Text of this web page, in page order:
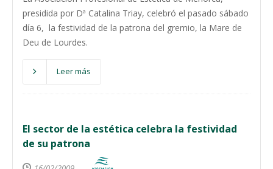
presidida por Dª Catalina Triay, celebró el pasado sábado
día 6, la festividad de la patrona del gremio, la Mare de
Deu de Lourdes.
Leer más
El sector de la estética celebra la festividad
de su patrona